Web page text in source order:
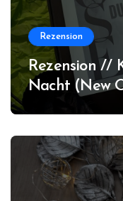
Rezension
Rezension //
Nacht (New